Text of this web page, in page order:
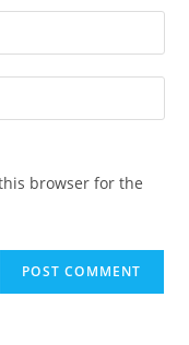
browser for the